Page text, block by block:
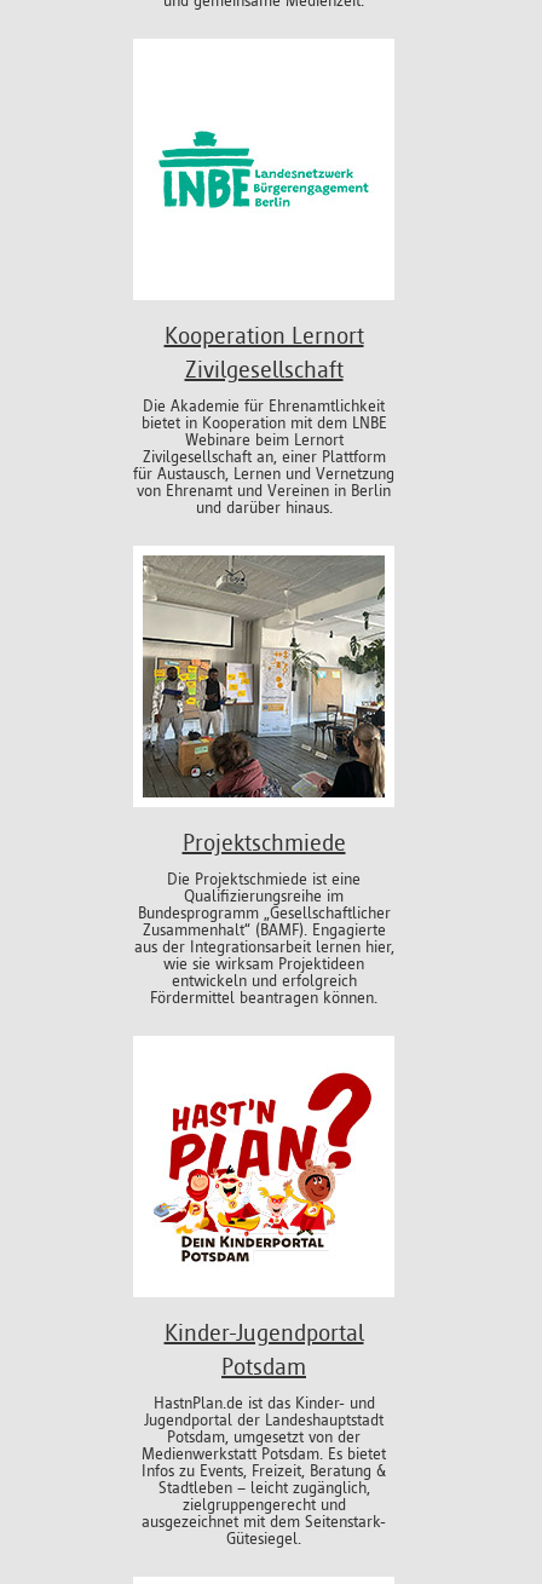
Kooperation Lernort
Zivilgesellschaft
Die Akademie für Ehrenamtlichkeit
bietet in Kooperation mit dem LNBE
Webinare beim Lernort
Zivilgesellschaft an, einer Plattform
für Austausch, Lernen und Vernetzung
von Ehrenamt und Vereinen in Berlin
und darüber hinaus.
Projektschmiede
Die Projektschmiede ist eine
Qualifizierungsreihe im
Bundesprogramm „Gesellschaftlicher
Zusammenhalt“ (BAMF). Engagierte
aus der Integrationsarbeit lernen hier,
wie sie wirksam Projektideen
entwickeln und erfolgreich
Fördermittel beantragen können.
Kinder-Jugendportal
Potsdam
HastnPlan.de ist das Kinder- und
Jugendportal der Landeshauptstadt
Potsdam, umgesetzt von der
Medienwerkstatt Potsdam. Es bietet
Infos zu Events, Freizeit, Beratung &
Stadtleben – leicht zugänglich,
zielgruppengerecht und
ausgezeichnet mit dem Seitenstark-
Gütesiegel.